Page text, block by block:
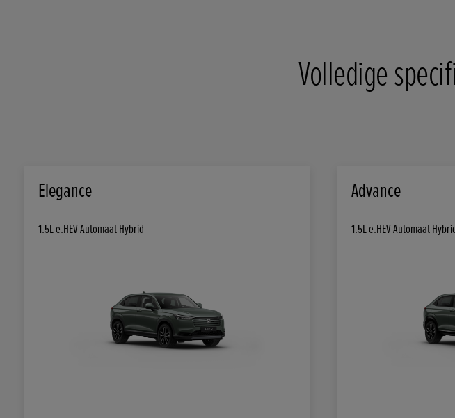
Volledige
Elegance
1.5L e:HEV Automaat Hybrid
Advance
1.5L e:HEV Automaat